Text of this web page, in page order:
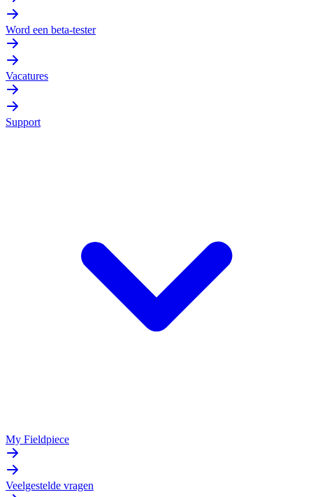
Word een beta-tester
Vacatures
Support
My Fieldpiece
Veelgestelde vragen